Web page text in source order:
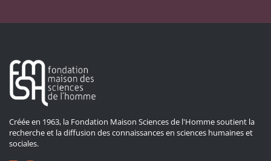
Créée en 1963, la Fondation Maison Sciences de l'Homme soutient la
recherche et la diffusion des connaissances en sciences humaines et
sociales.